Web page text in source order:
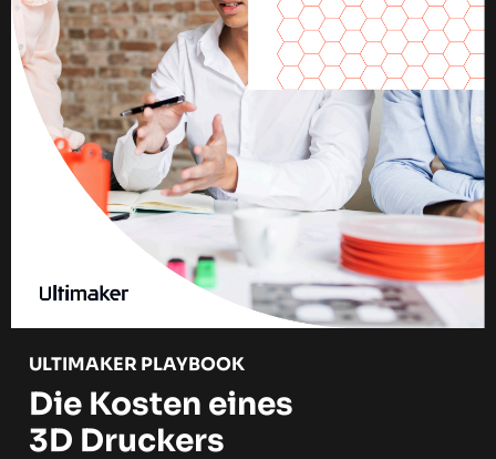
ULTIMAKER PLAYBOOK
Die Kosten eines
3D Druckers